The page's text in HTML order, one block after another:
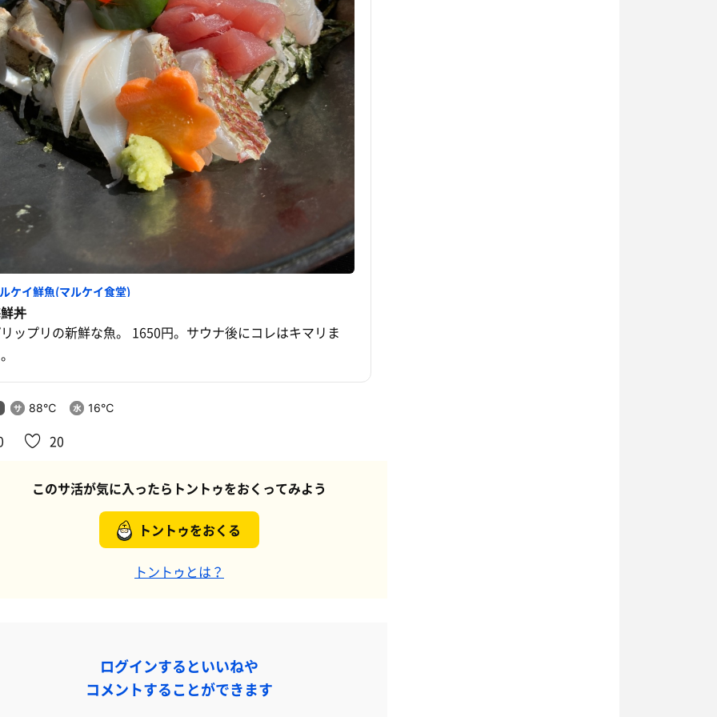
ケイ鮮魚(マルケイ食堂)
丼
ップリの新鮮な魚。 1650円。サウナ後にコレはキマリま
88℃ 16℃
20
このサ活が気に入ったらトントゥをおくってみよう
トントゥをおくる
トントゥとは？
ログインするといいねや
コメントすることができます